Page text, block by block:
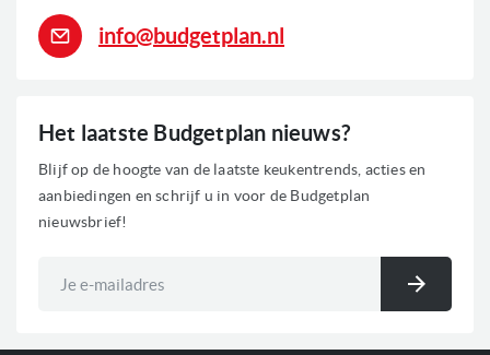
Het laatste Budgetplan nieuws?
Blijf op de hoogte van de laatste keukentrends, acties en
aanbiedingen en schrijf u in voor de Budgetplan
nieuwsbrief!
info@budgetplan.nl